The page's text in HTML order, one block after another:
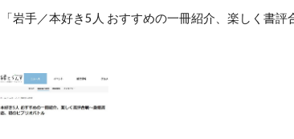
「岩手／本好き5人 おすすめの一冊紹介、楽しく書